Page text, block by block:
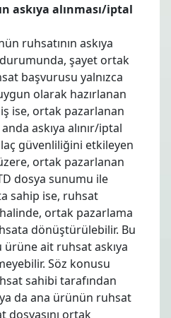
askıya alınması/iptal
ruhsatının askıya
şayet ortak
başvurusu yalnızca
olarak hazırlanan
ise, ortak pazarlanan
askıya alınır/iptal
güvenliliğini etkileyen
ortak pazarlanan
dosya sunumu ile
sahip ise, ruhsat
ortak pazarlama
dönüştürülebilir. Bu
ait ruhsat askıya
Söz konusu
sahibi tarafından
ya da ana ürünün ruhsat
ortak